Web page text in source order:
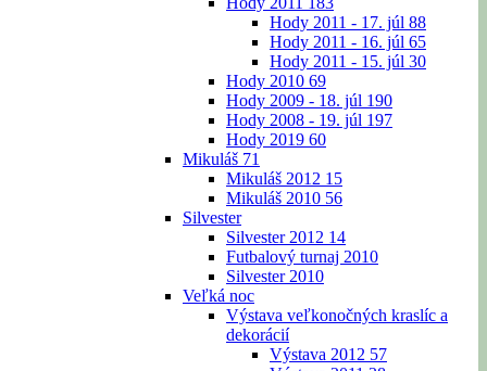
Hody 2011 - 17. júl 88
Hody 2011 - 16. júl 65
Hody 2011 - 15. júl 30
Hody 2010 69
Hody 2009 - 18. júl 190
Hody 2008 - 19. júl 197
Hody 2019 60
Mikuláš 71
Mikuláš 2012 15
Mikuláš 2010 56
Silvester
Silvester 2012 14
Futbalový turnaj 2010
Silvester 2010
Veľká noc
Výstava veľkonočných kraslíc a
dekorácií
Výstava 2012 57